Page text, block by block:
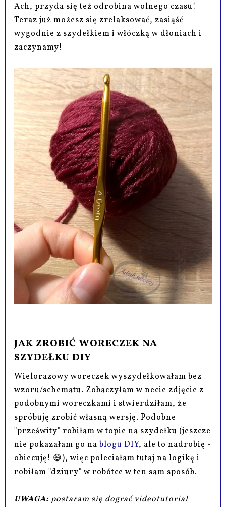
Ach, przyda się też odrobina wolnego czasu!
Teraz już możesz się zrelaksować, zasiąść
wygodnie z szydełkiem i włóczką w dłoniach i
zaczynamy!
JAK ZROBIĆ WORECZEK NA
SZYDEŁKU DIY
Wielorazowy woreczek wyszydełkowałam bez
wzoru/schematu. Zobaczyłam w necie zdjęcie z
podobnymi woreczkami i stwierdziłam, że
spróbuję zrobić własną wersję. Podobne
"prześwity" robiłam w topie na szydełku (jeszcze
nie pokazałam go nablogu DIY, ale to nadrobię -
obiecuję! 😄), więc poleciałam tutaj na logikę i
robiłam "dziury" w robótce w ten sam sposób.
UWAGA: postaram się dograć videotutorial